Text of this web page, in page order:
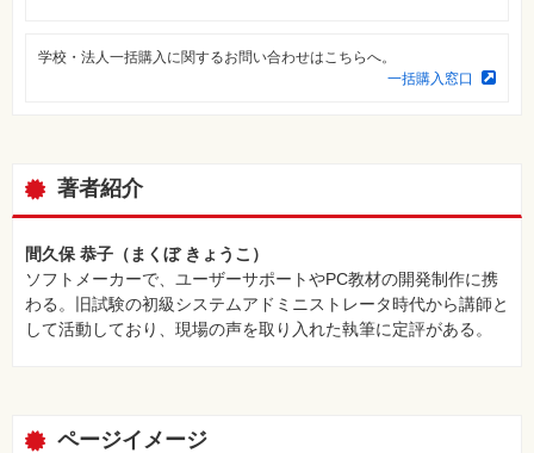
学校・法人一括購入に関するお問い合わせはこちらへ。
一括購入窓口
著者紹介
間久保 恭子（まくぼ きょうこ）
ソフトメーカーで、ユーザーサポートやPC教材の開発制作に携
わる。旧試験の初級システムアドミニストレータ時代から講師と
して活動しており、現場の声を取り入れた執筆に定評がある。
ページイメージ